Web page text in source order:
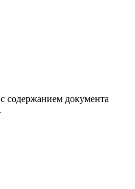
содержанием документа
.